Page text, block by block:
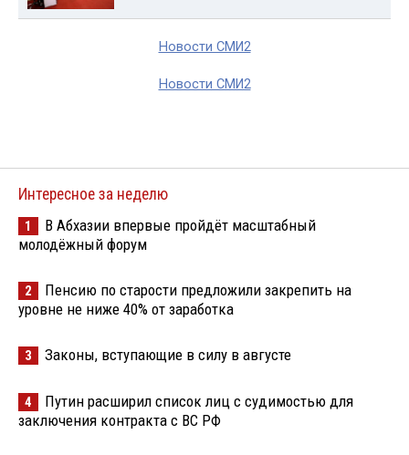
Новости СМИ2
Новости СМИ2
Интересное за неделю
1
В Абхазии впервые пройдёт масштабный
молодёжный форум
2
Пенсию по старости предложили закрепить на
уровне не ниже 40% от заработка
3 Законы, вступающие в силу в августе
4
Путин расширил список лиц с судимостью для
заключения контракта с ВС РФ